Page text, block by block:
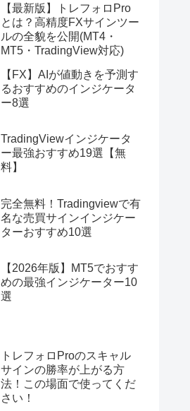
【最新版】トレフォロPro
とは？高精度FXサインツー
ルの全貌を公開(MT4・
MT5・TradingView対応)
【FX】AIが値動きを予測す
るおすすめのインジケータ
ー8選
TradingViewインジケータ
ー最強おすすめ19選【無
料】
完全無料！Tradingviewで有
名な売買サインインジケー
ターおすすめ10選
【2026年版】MT5でおすす
めの最強インジケーター10
選
トレフォロProのスキャル
サインの勝率が上がる方
法！この場面で使ってくだ
さい！